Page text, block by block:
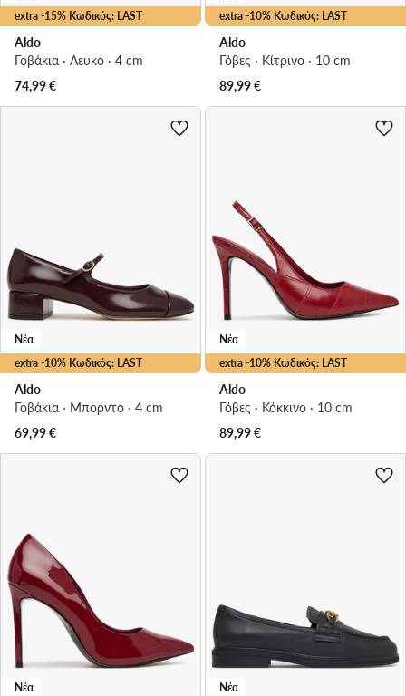
extra -15% Κωδικός: LAST
Aldo
Γοβάκια · Λευκό · 4 cm
74,99€
extra -10% Κωδικός: LAST
Aldo
Γόβες · Κίτρινο · 10 cm
89,99€
extra -10% Κωδικός: LAST
Νέα
Aldo
Γοβάκια · Μπορντό · 4 cm
69,99€
extra -10% Κωδικός: LAST
Νέα
Aldo
Γόβες · Κόκκινο · 10 cm
89,99€
Νέα Νέα